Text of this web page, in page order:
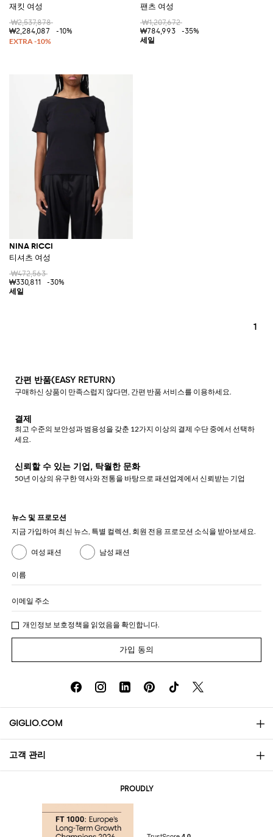
재킷 여성
₩2,537,878
₩2,284,087
-10%
팬츠 여성
₩1,207,672
₩784,993
-35%
NINA RICCI
티셔츠 여성
₩472,563
₩330,811
-30%
1
간편 반품(EASY RETURN)
구매하신 상품이 만족스럽지 않다면, 간편 반품 서비스를 이용하세요.
결제
최고 수준의 보안성과 범용성을 갖춘 12가지 이상의 결제 수단 중에서 선택하
세요.
신뢰할 수 있는 기업, 탁월한 문화
50년 이상의 유구한 역사와 전통을 바탕으로 패션업계에서 신뢰받는 기업
뉴스 및 프로모션
지금 가입하여 최신 뉴스, 특별 컬렉션, 회원 전용 프로모션 소식을 받아보세요.
여성 패션 남성 패션
이름
이메일 주소
개인정보 보호정책을 읽었음을 확인합니다.
가입 동의
GIGLIO.COM
소개
고객 관리
PROUDLY